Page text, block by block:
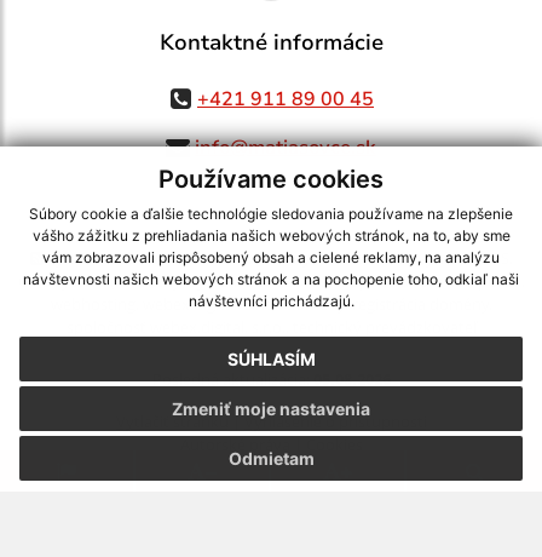
Používame cookies
Súbory cookie a ďalšie technológie sledovania používame na zlepšenie
vášho zážitku z prehliadania našich webových stránok, na to, aby sme
vám zobrazovali prispôsobený obsah a cielené reklamy, na analýzu
návštevnosti našich webových stránok a na pochopenie toho, odkiaľ naši
návštevníci prichádzajú.
SÚHLASÍM
Odmietam
Zmeniť moje nastavenia
Kontaktné informácie
+421 911 89 00 45
info@matiasovce.sk
využite možnosť získavania aktuálnych informácií s využitím RSS
CMS systém (redakčný) systém ECHELON 2,Mapa stránok,web portál
webex.digital, s.r.o.,domény,registrácia domény
Posledná aktualizácia:05.08.2026
Vytlačiť stránku|Vyhlásenie o prístupnosti